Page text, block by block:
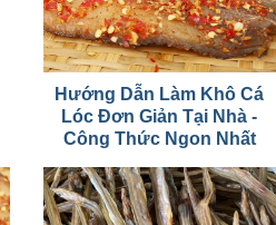
Hướng Dẫn Làm Khô Cá
Lóc Đơn Giản Tại Nhà -
Công Thức Ngon Nhất